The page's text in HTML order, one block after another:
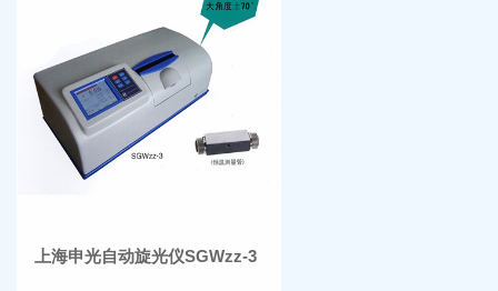
上海申光自动旋光仪SGWzz-3